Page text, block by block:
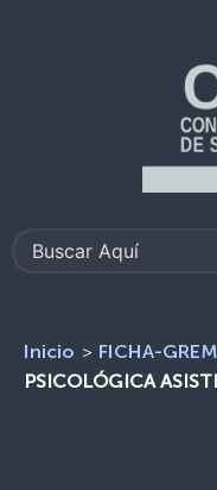
Inicio > FICHA-
PSICOLÓGICA